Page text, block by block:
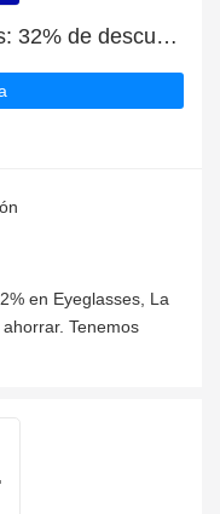
Ahorro diario para Eyeglasses: 32% de descuento, regalos y más
en Eyeglasses, La
Tenemos